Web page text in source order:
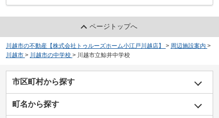
ページトップへ
川越市の不動産【株式会社トゥルーズホーム小江戸川越店】 > 周辺施設案内 >
川越市 > 川越市の中学校 > 川越市立鯨井中学校
市区町村から探す
町名から探す